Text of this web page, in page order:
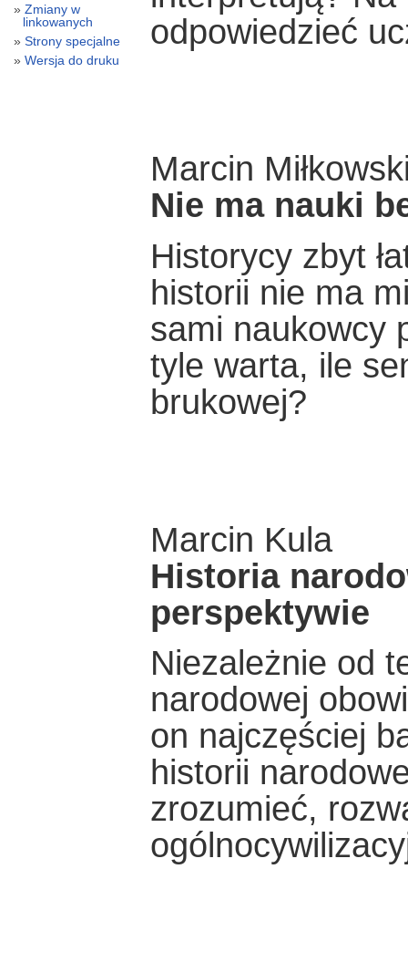
odpowiedzieć
Marcin
Nie ma nauki
Historycy zbyt
historii nie ma
sami naukowcy
tyle warta, ile
brukowej?
Marcin Kula
Historia
perspektywie
Niezależnie od
narodowej
on najczęściej
historii
zrozumieć,
Zmiany w
linkowanych
Strony specjalne
Wersja do druku